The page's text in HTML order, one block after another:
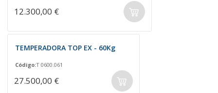
12.300,00 €
TEMPERADORA TOP EX - 60Kg
Código:T 0600.061
27.500,00 €